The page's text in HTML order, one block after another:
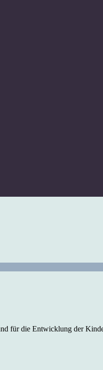
für die Entwicklung der